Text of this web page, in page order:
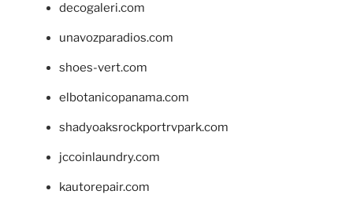
decogaleri.com
unavozparadios.com
shoes-vert.com
elbotanicopanama.com
shadyoaksrockportrvpark.com
jccoinlaundry.com
kautorepair.com